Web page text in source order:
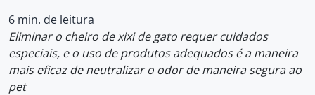
6 min. de leitura
Eliminar o cheiro de xixi de gato requer cuidados
especiais, e o uso de produtos adequados é a maneira
mais eficaz de neutralizar o odor de maneira segura ao
pet